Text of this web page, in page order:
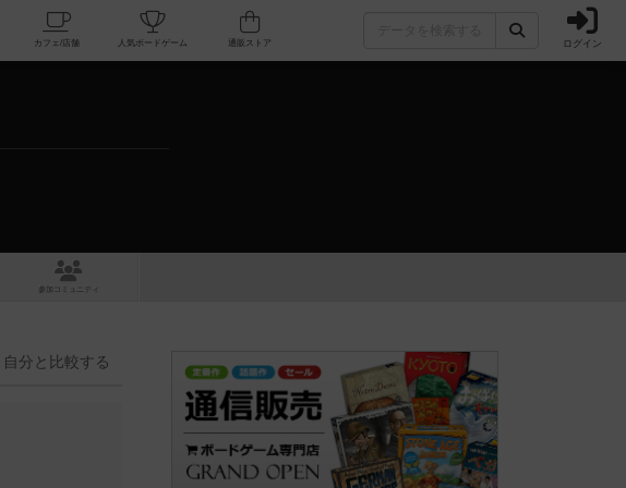
掲示板一覧 カフェ/店舗 人気ボードゲーム ログイン
コミュニティ
自分と 比較する